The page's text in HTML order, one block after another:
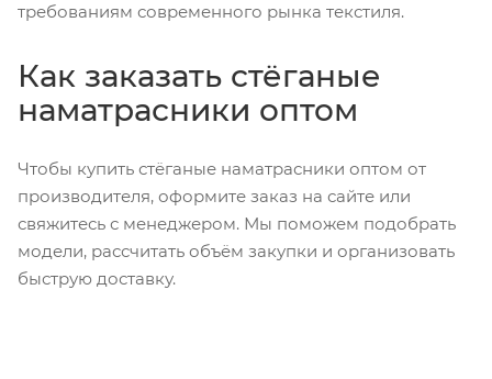
требованиям современного рынка текстиля.
Как заказать стёганые
наматрасники оптом
Чтобы купить стёганые наматрасники оптом от
производителя, оформите заказ на сайте или
свяжитесь с менеджером. Мы поможем подобрать
модели, рассчитать объём закупки и организовать
быструю доставку.